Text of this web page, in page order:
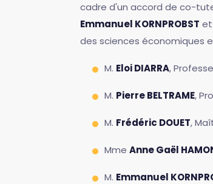
cadre d'un accord de co-
Emmanuel KORNPROBST et
des sciences économiques
M. Eloi DIARRA,
M. Pierre BELTRAME,
M. Frédéric DOUET,
Mme Anne Gaël
M. Emmanuel